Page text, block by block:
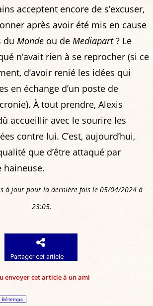
acceptent encore de s’excuser,
après avoir été mis en cause
du Monde ou de Mediapart? Le
n’avait rien à se reprocher (si ce
d’avoir renié les idées qui
en échange d’un poste de
À tout prendre, Alexis
accueillir avec le sourire les
contre lui. C’est, aujourd’hui,
que d’être attaqué par
haineuse.
à jour pour la dernière fois le 05/04/2024 à
23:05.
Partager cet article
envoyer cet article à un ami
Bétemps